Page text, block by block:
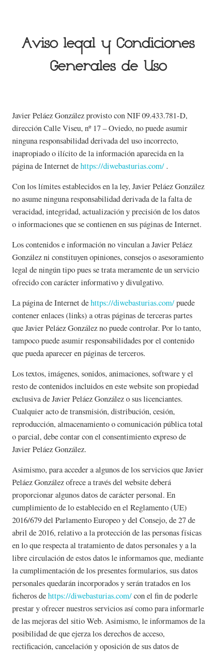
Aviso legal y Condiciones
Generales de Uso
Javier Peláez González provisto con NIF 09.433.781-D,
dirección Calle Viseu, nº 17 – Oviedo, no puede asumir
ninguna responsabilidad derivada del uso incorrecto,
inapropiado o ilícito de la información aparecida en la
página de Internet dehttps://diwebasturias.com/.
Con los límites establecidos en la ley, Javier Peláez González
no asume ninguna responsabilidad derivada de la falta de
veracidad, integridad, actualización y precisión de los datos
o informaciones que se contienen en sus páginas de Internet.
Los contenidos e información no vinculan a Javier Peláez
González ni constituyen opiniones, consejos o asesoramiento
legal de ningún tipo pues se trata meramente de un servicio
ofrecido con carácter informativo y divulgativo.
La página de Internet dehttps://diwebasturias.com/puede
contener enlaces (links) a otras páginas de terceras partes
que Javier Peláez González no puede controlar. Por lo tanto,
tampoco puede asumir responsabilidades por el contenido
que pueda aparecer en páginas de terceros.
Los textos, imágenes, sonidos, animaciones, software y el
resto de contenidos incluidos en este website son propiedad
exclusiva de Javier Peláez González o sus licenciantes.
Cualquier acto de transmisión, distribución, cesión,
reproducción, almacenamiento o comunicación pública total
o parcial, debe contar con el consentimiento expreso de
Javier Peláez González.
Asimismo, para acceder a algunos de los servicios que Javier
Peláez González ofrece a través del website deberá
proporcionar algunos datos de carácter personal. En
cumplimiento de lo establecido en el Reglamento (UE)
2016/679 del Parlamento Europeo y del Consejo, de 27 de
abril de 2016, relativo a la protección de las personas físicas
en lo que respecta al tratamiento de datos personales y a la
libre circulación de estos datos le informamos que, mediante
la cumplimentación de los presentes formularios, sus datos
personales quedarán incorporados y serán tratados en los
ficheros dehttps://diwebasturias.com/con el fin de poderle
prestar y ofrecer nuestros servicios así como para informarle
de las mejoras del sitio Web. Asimismo, le informamos de la
posibilidad de que ejerza los derechos de acceso,
rectificación, cancelación y oposición de sus datos de